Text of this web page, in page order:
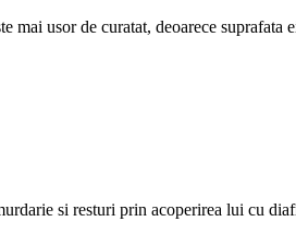
mai usor de curatat, deoarece suprafata
si resturi prin acoperirea lui cu